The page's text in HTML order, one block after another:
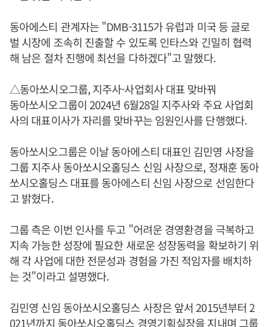
동아에스티 관계자는 "DMB-3115가 유럽과 미국 등 글로
벌 시장에 조속히 진출할 수 있도록 인타스와 긴밀히 협력
해 남은 절차 진행에 최선을 다하겠다"고 말했다.
△동아쏘시오그룹, 지주사-사업회사 대표 맞바꿔
동아쏘시오그룹이 2024년 6월28일 지주사와 주요 사업회
사의 대표이사가 자리를 맞바꾸는 임원인사를 단행했다.
동아쏘시오그룹은 이날 동아에스티 대표인 김민영 사장을
그룹 지주사 동아쏘시오홀딩스 신임 사장으로, 정재훈 동아
쏘시오홀딩스 대표를 동아에스티 신임 사장으로 선임한다
고 밝혔다.
그룹 측은 이번 인사를 두고 "어려운 경영환경을 극복하고
지속 가능한 성장에 필요한 새로운 성장동력을 확보하기 위
해 각 사업에 대한 전문성과 경험을 가진 적임자를 배치하
는 것"이라고 설명했다.
김민영 신임 동아쏘시오홀딩스 사장은 앞서 2015년부터 2
021년까지 동아쏘시오홀딩스 경영기획실장을 지내며 그룹